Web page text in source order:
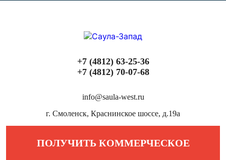
+7 (4812) 63-25-36
+7 (4812) 70-07-68
info@saula-west.ru
г. Смоленск, Краснинское шоссе, д.19а
ПОЛУЧИТЬ КОММЕРЧЕСКОЕ